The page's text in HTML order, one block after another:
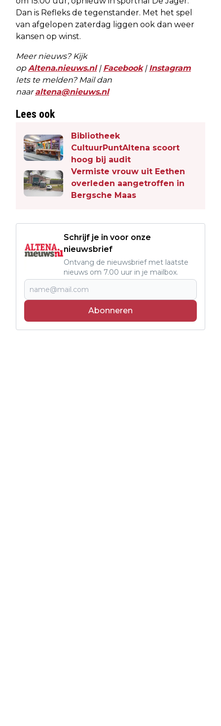
Dan is Refleks de tegenstander. Met het spel
van afgelopen zaterdag liggen ook dan weer
kansen op winst.
Meer nieuws? Kijk
opAltena.nieuws.nl| Facebook| Instagram
Iets te melden? Mail dan
naaraltena@nieuws.nl
Lees ook
Bibliotheek
CultuurPuntAltena scoort
hoog bij audit
Vermiste vrouw uit Eethen
overleden aangetroffen in
Bergsche Maas
Schrijf je in voor onze
nieuwsbrief
Ontvang de nieuwsbrief met laatste
nieuws om 7.00 uur in je mailbox.
Abonneren